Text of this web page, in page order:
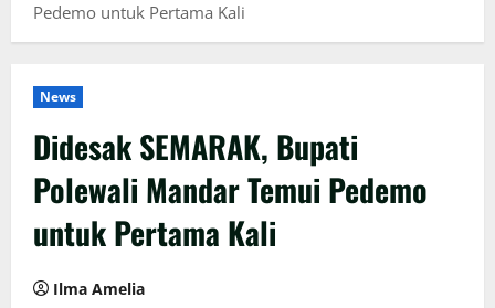
Pedemo untuk Pertama Kali
News
Didesak SEMARAK, Bupati
Polewali Mandar Temui Pedemo
untuk Pertama Kali
Ilma Amelia